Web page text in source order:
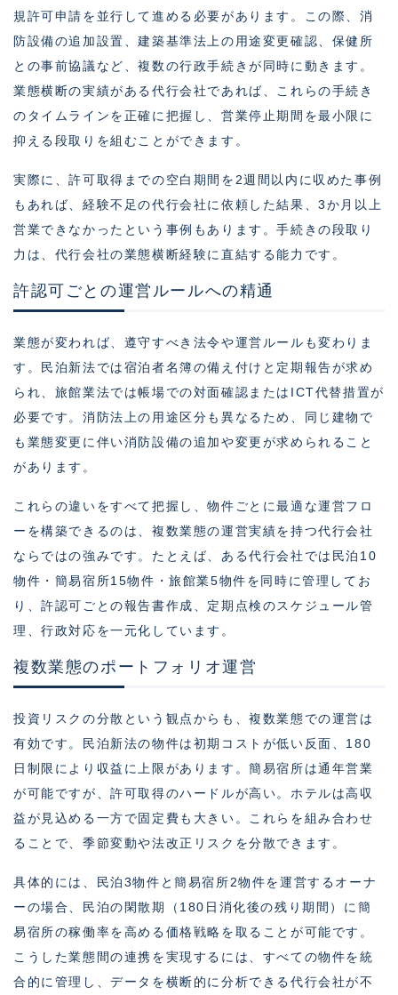
規許可申請を並行して進める必要があります。この際、消
防設備の追加設置、建築基準法上の用途変更確認、保健所
との事前協議など、複数の行政手続きが同時に動きます。
業態横断の実績がある代行会社であれば、これらの手続き
のタイムラインを正確に把握し、営業停止期間を最小限に
抑える段取りを組むことができます。
実際に、許可取得までの空白期間を2週間以内に収めた事例
もあれば、経験不足の代行会社に依頼した結果、3か月以上
営業できなかったという事例もあります。手続きの段取り
力は、代行会社の業態横断経験に直結する能力です。
許認可ごとの運営ルールへの精通
業態が変われば、遵守すべき法令や運営ルールも変わりま
す。民泊新法では宿泊者名簿の備え付けと定期報告が求め
られ、旅館業法では帳場での対面確認またはICT代替措置が
必要です。消防法上の用途区分も異なるため、同じ建物で
も業態変更に伴い消防設備の追加や変更が求められること
があります。
これらの違いをすべて把握し、物件ごとに最適な運営フロ
ーを構築できるのは、複数業態の運営実績を持つ代行会社
ならではの強みです。たとえば、ある代行会社では民泊10
物件・簡易宿所15物件・旅館業5物件を同時に管理してお
り、許認可ごとの報告書作成、定期点検のスケジュール管
理、行政対応を一元化しています。
複数業態のポートフォリオ運営
投資リスクの分散という観点からも、複数業態での運営は
有効です。民泊新法の物件は初期コストが低い反面、180
日制限により収益に上限があります。簡易宿所は通年営業
が可能ですが、許可取得のハードルが高い。ホテルは高収
益が見込める一方で固定費も大きい。これらを組み合わせ
ることで、季節変動や法改正リスクを分散できます。
具体的には、民泊3物件と簡易宿所2物件を運営するオーナ
ーの場合、民泊の閑散期（180日消化後の残り期間）に簡
易宿所の稼働率を高める価格戦略を取ることが可能です。
こうした業態間の連携を実現するには、すべての物件を統
合的に管理し、データを横断的に分析できる代行会社が不